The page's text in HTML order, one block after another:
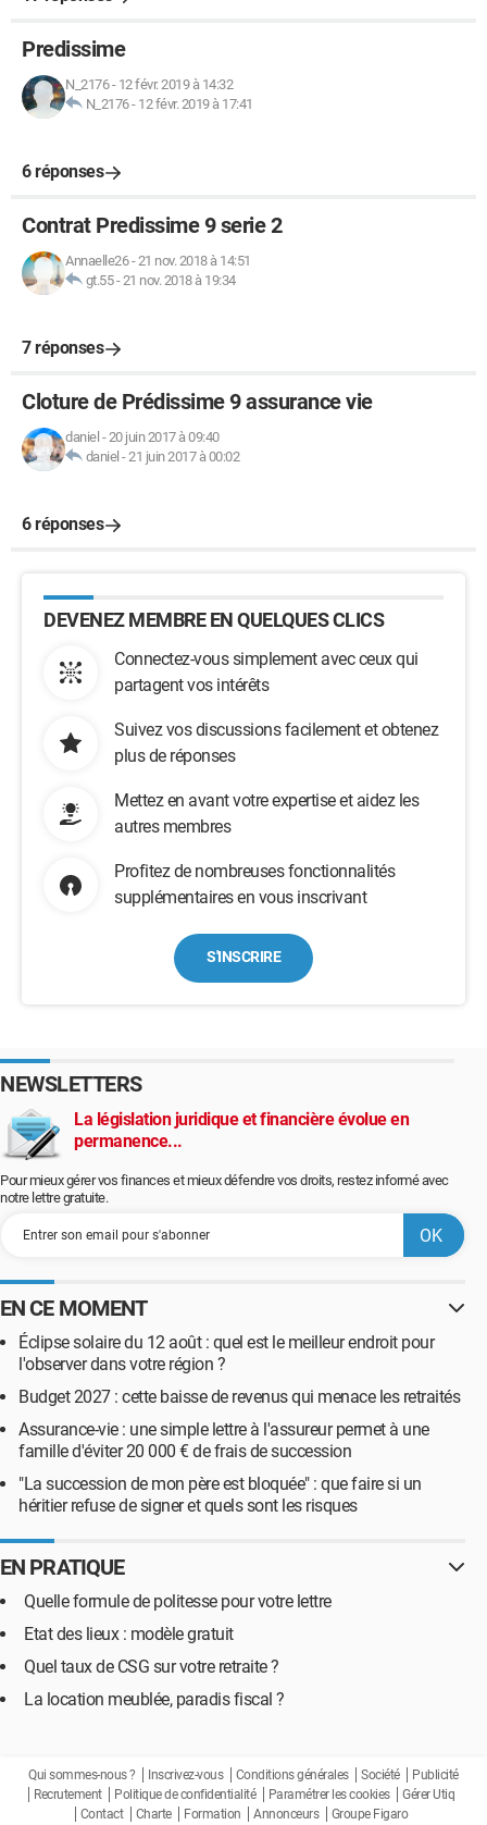
Predissime
N_2176- 12 févr. 2019 à 14:32
N_2176- 12 févr. 2019 à 17:41
6 réponses
Contrat Predissime 9 serie 2
Annaelle26-21 nov. 2018 à 14:51
gt.55-21 nov. 2018 à 19:34
7 réponses
Cloture de Prédissime 9 assurance vie
daniel -20 juin 2017 à 09:40
daniel -21 juin 2017 à 00:02
6 réponses
DEVENEZ MEMBRE EN QUELQUES CLICS
Connectez-vous simplement avec ceux qui
partagent vos intérêts
Suivez vos discussions facilement et obtenez
plus de réponses
Mettez en avant votre expertise et aidez les
autres membres
Profitez de nombreuses fonctionnalités
supplémentaires en vous inscrivant
S'INSCRIRE
NEWSLETTERS
La législation juridique et financière évolue en
permanence...
Pour mieux gérer vos finances et mieux défendre vos droits, restez informé avec
notre lettre gratuite.
EN CE MOMENT
Éclipse solaire du 12 août : quel est le meilleur endroit pour
l'observer dans votre région ?
Budget 2027 : cette baisse de revenus qui menace les retraités
Assurance-vie : une simple lettre à l'assureur permet à une
famille d'éviter 20 000 € de frais de succession
"La succession de mon père est bloquée" : que faire si un
héritier refuse de signer et quels sont les risques
EN PRATIQUE
Quelle formule de politesse pour votre lettre
Etat des lieux : modèle gratuit
Quel taux de CSG sur votre retraite ?
La location meublée, paradis fiscal ?
Qui sommes-nous ? Inscrivez-vous Conditions générales Société
Publicité
Recrutement
Politique de confidentialité Paramétrer les cookies
Gérer Utiq
Contact
Charte Formation Annonceurs Groupe Figaro